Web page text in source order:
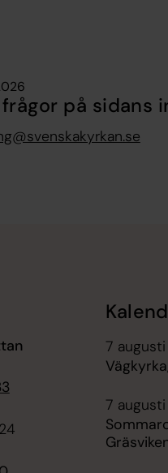
på sidans
7 augusti
7 augusti